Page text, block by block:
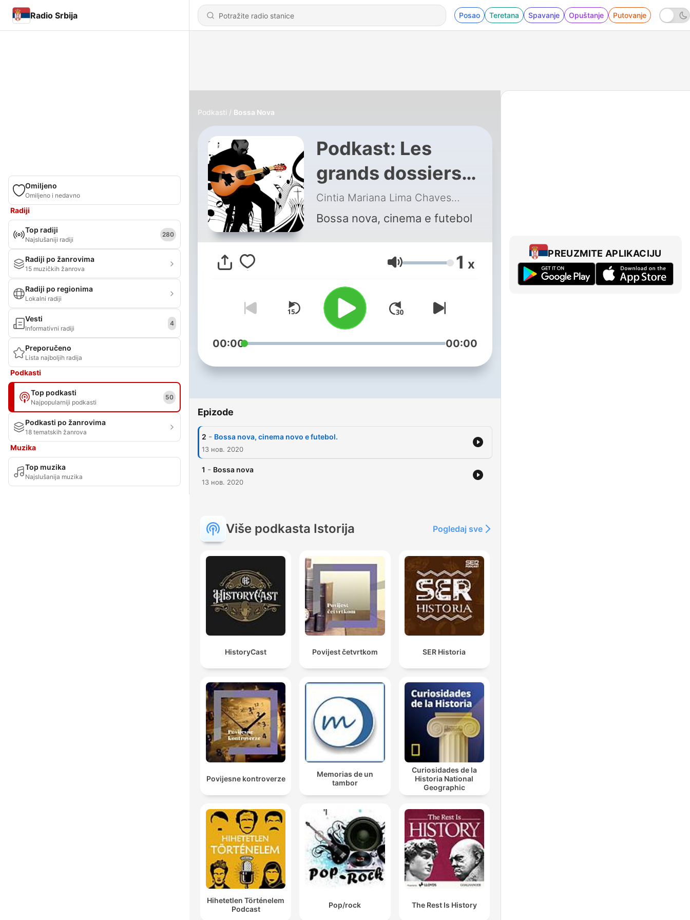
Radio Srbija Posao Teretana Spavanje Opuštanje Putovanje
Omiljeno
Omiljeno i nedavno
Radiji
Top radiji
Najslušaniji radiji
280
Radiji po žanrovima
15 muzičkih žanrova
Radiji po regionima
Lokalni radiji
Vesti
Informativni radiji
4
Preporučeno
Lista najboljih radija
Podkasti
Top podkasti
Najpopularniji podkasti
50
Podkasti po žanrovima
18 tematskih žanrova
Muzika
Top muzika
Najslušanija muzika
Podkasti Bossa Nova
Podkast: Les
grands dossiers
de l'Histoire par
Franck Ferrand
Cintia Mariana Lima Chaves|
Bossa nova, cinema e futebol
Jačina zvuka 1 x
00:00 00:00
Epizode
2 - Bossa nova, cinema novo e futebol.
13 нов. 2020
1 - Bossa nova
13 нов. 2020
Više podkasta Istorija Pogledaj sve
HistoryCast Povijest četvrtkom SER Historia
Povijesne kontroverze
Memorias de un
tambor
Curiosidades de la
Historia National
Geographic
Hihetetlen Történelem
Podcast
Pop/rock The Rest Is History
PREUZMITE APLIKACIJU